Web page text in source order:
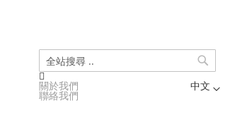
搜
尋
中文
關於我們
聯絡我們